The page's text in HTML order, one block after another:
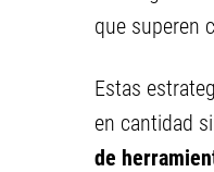
que superen
Estas
en cantidad
de